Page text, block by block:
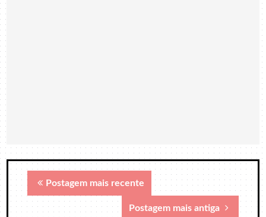
Postagem mais recente
Postagem mais antiga